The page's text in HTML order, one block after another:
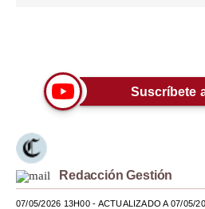
Estilos
Mundo
EEUU
México
España
Suscríbete
Redacción Gestión
07/05/2026 13H00- ACTUALIZADO A 07/05/